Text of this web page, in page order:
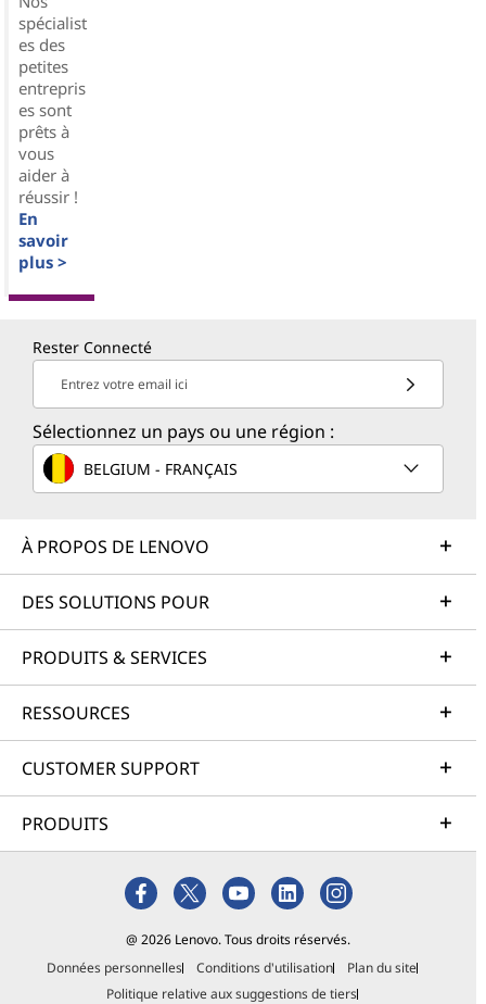
spécialist
es des
petites
entrepris
es sont
prêts à
vous
aider à
réussir !
En
savoir
plus >
Rester Connecté
Entrez votre email ici
Sélectionnez un pays ou une région :
BELGIUM - FRANÇAIS
À PROPOS DE LENOVO
DES SOLUTIONS POUR
PRODUITS & SERVICES
RESSOURCES
CUSTOMER SUPPORT
PRODUITS
@ 2026 Lenovo. Tous droits réservés.
Données personnelles
Conditions d'utilisation
Plan du site
Politique relative aux suggestions de tiers